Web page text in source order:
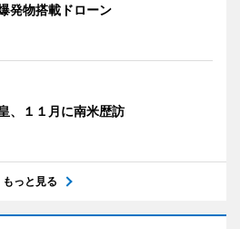
発物搭載ドローン
、１１月に南米歴訪
もっと見る